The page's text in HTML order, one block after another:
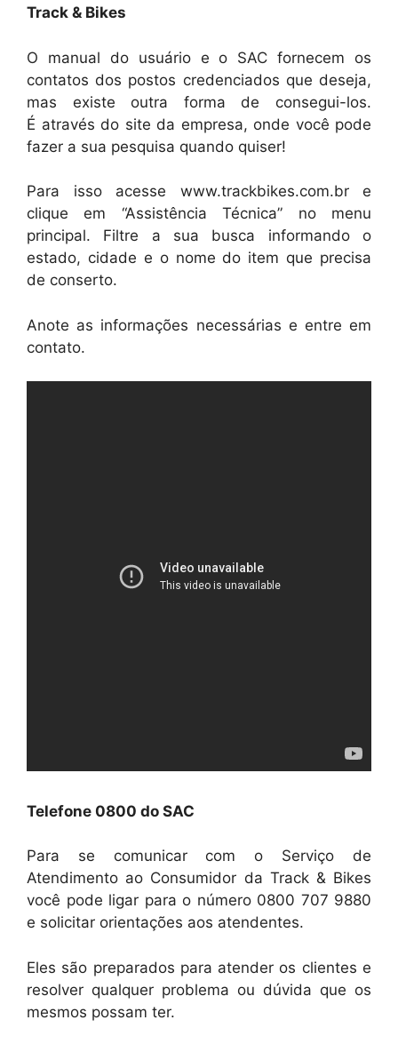
Track & Bikes
O manual do usuário e o SAC fornecem os
contatos dos postos credenciados que deseja,
mas existe outra forma de consegui-los.
É através do site da empresa, onde você pode
fazer a sua pesquisa quando quiser!
Para isso acesse www.trackbikes.com.br e
clique em “Assistência Técnica” no menu
principal. Filtre a sua busca informando o
estado, cidade e o nome do item que precisa
de conserto.
Anote as informações necessárias e entre em
contato.
Telefone 0800 do SAC
Para se comunicar com o Serviço de
Atendimento ao Consumidor da Track & Bikes
você pode ligar para o número 0800 707 9880
e solicitar orientações aos atendentes.
Eles são preparados para atender os clientes e
resolver qualquer problema ou dúvida que os
mesmos possam ter.